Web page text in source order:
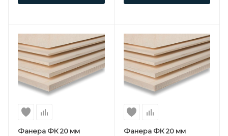
Фанера ФК 20 мм
Фанера ФК 20 мм